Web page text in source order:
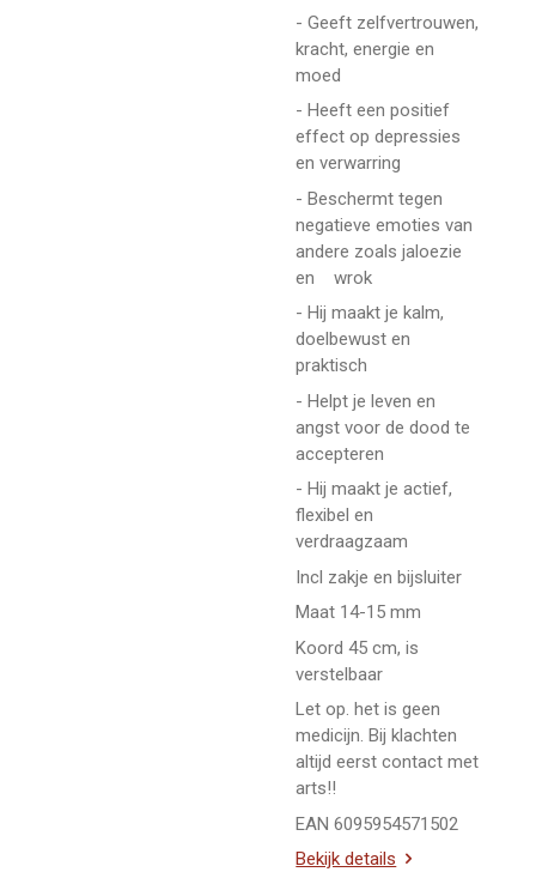
- Geeft zelfvertrouwen,
kracht, energie en
moed
- Heeft een positief
effect op depressies
en verwarring
- Beschermt tegen
negatieve emoties van
andere zoals jaloezie
en wrok
- Hij maakt je kalm,
doelbewust en
praktisch
- Helpt je leven en
angst voor de dood te
accepteren
- Hij maakt je actief,
flexibel en
verdraagzaam
Incl zakje en bijsluiter
Maat 14-15 mm
Koord 45 cm, is
verstelbaar
Let op. het is geen
medicijn. Bij klachten
altijd eerst contact met
arts!!
EAN 6095954571502
Bekijk details